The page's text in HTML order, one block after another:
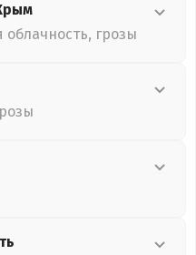
грозы